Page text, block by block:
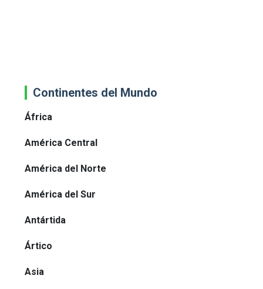
Continentes del Mundo
África
América Central
América del Norte
América del Sur
Antártida
Ártico
Asia